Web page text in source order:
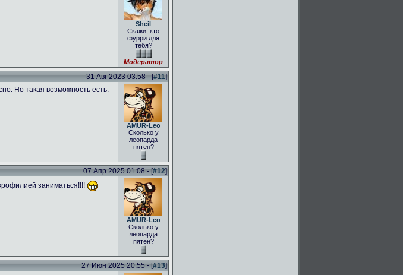
Sheil
Скажи, кто
фурри для
тебя?
Модератор
31 Авг 2023 03:58 - [#11]
Но такая возможность есть.
AMUR-Leo
Сколько у
леопарда
пятен?
07 Апр 2025 01:08 - [#12]
заниматься!!!!
AMUR-Leo
Сколько у
леопарда
пятен?
27 Июн 2025 20:55 - [#13]